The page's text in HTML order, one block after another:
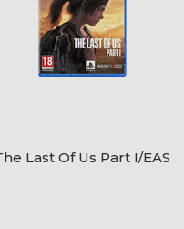
Last Of Us Part I/EAS